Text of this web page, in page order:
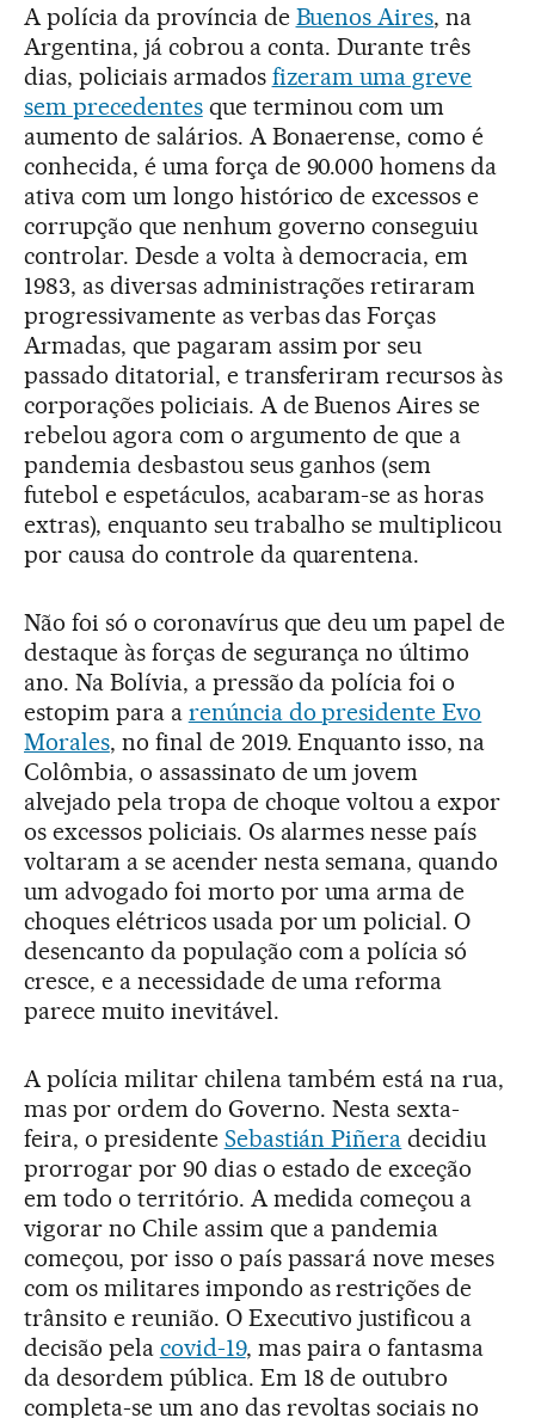
A polícia da província de Buenos Aires, na
Argentina, já cobrou a conta. Durante três
dias, policiais armados fizeram uma greve
sem precedentesque terminou com um
aumento de salários. A Bonaerense, como é
conhecida, é uma força de 90.000 homens da
ativa com um longo histórico de excessos e
corrupção que nenhum governo conseguiu
controlar. Desde a volta à democracia, em
1983, as diversas administrações retiraram
progressivamente as verbas das Forças
Armadas, que pagaram assim por seu
passado ditatorial, e transferiram recursos às
corporações policiais. A de Buenos Aires se
rebelou agora com o argumento de que a
pandemia desbastou seus ganhos (sem
futebol e espetáculos, acabaram-se as horas
extras), enquanto seu trabalho se multiplicou
por causa do controle da quarentena.
Não foi só o coronavírus que deu um papel de
destaque às forças de segurança no último
ano. Na Bolívia, a pressão da polícia foi o
estopim para a renúncia do presidente Evo
Morales, no final de 2019. Enquanto isso, na
Colômbia, o assassinato de um jovem
alvejado pela tropa de choque voltou a expor
os excessos policiais. Os alarmes nesse país
voltaram a se acender nesta semana, quando
um advogado foi morto por uma arma de
choques elétricos usada por um policial. O
desencanto da população com a polícia só
cresce, e a necessidade de uma reforma
parece muito inevitável.
A polícia militar chilena também está na rua,
mas por ordem do Governo. Nesta sexta-
feira, o presidente Sebastián Piñera decidiu
prorrogar por 90 dias o estado de exceção
em todo o território. A medida começou a
vigorar no Chile assim que a pandemia
começou, por isso o país passará nove meses
com os militares impondo as restrições de
trânsito e reunião. O Executivo justificou a
decisão pela covid-19, mas paira o fantasma
da desordem pública. Em 18 de outubro
completa-se um ano das revoltas sociais no